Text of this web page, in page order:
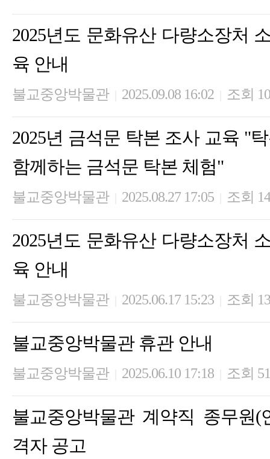
2025년도 문화유산 다량소장처
육 안내
불교중앙박물관 2025.09.08 16:02 조회
2025년 금석문 탁본 조사 교육 "
함께하는 금석문 탁본 체험"
불교중앙박물관 2025.08.27 17:05 조회
2025년도 문화유산 다량소장처
육 안내
불교중앙박물관 2025.06.17 15:23 조회
불교중앙박물관 휴관 안내
불교중앙박물관 2025.06.10 17:18 조회
불교중앙박물관 계약직 종무원(
격자 공고